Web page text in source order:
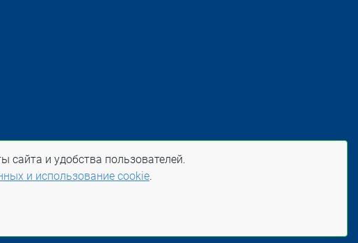
сайта и удобства пользователей.
и использование cookie.